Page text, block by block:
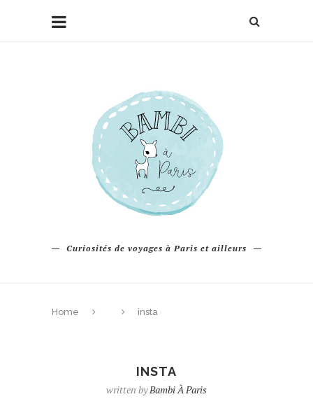
Curiosités de voyages à Paris et ailleurs
Home insta
INSTA
written byBambi À Paris